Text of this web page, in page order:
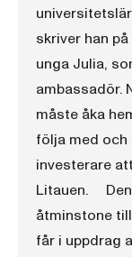
skriver han
unga Julia,
ambassadör.
måste åka
följa med och
investerare
Litauen.
åtminstone
får i uppdrag